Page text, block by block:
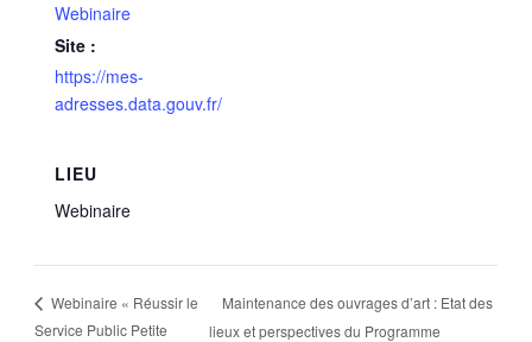
Webinaire
Site :
https://mes-
adresses.data.gouv.fr/
LIEU
Webinaire
Webinaire « Réussir le
Service Public Petite
Maintenance des ouvrages d’art : Etat des
lieux et perspectives du Programme